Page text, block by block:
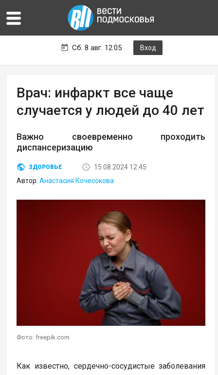
Сб. 8 авг. 12:05 Вход
Врач: инфаркт все чаще
случается у людей до 40 лет
Важно своевременно проходить
диспансеризацию
ЗДОРОВЬЕ
15.08.2024 12:45
Автор:Анастасия Кочесокова
Фото: freepik.com
Как известно, сердечно-сосудистые заболевания